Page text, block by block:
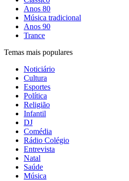
Anos 80
Música tradicional
Anos 90
Trance
Temas mais populares
Noticiário
Cultura
Esportes
Política
Religião
Infantil
DJ
Comédia
Rádio Colégio
Entrevista
Natal
Saúde
Música